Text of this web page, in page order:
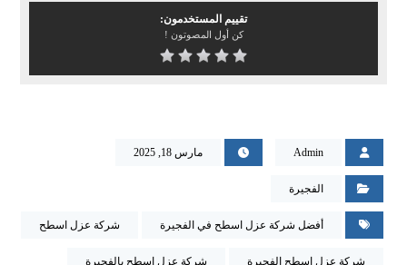
تقييم المستخدمون:
كن أول المصوتون !
Admin مارس 18, 2025
الفجيرة
أفضل شركة عزل اسطح في الفجيرة شركة عزل اسطح
شركة عزل اسطح الفجيرة شركة عزل اسطح بالفجيرة